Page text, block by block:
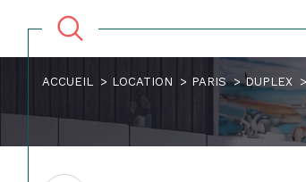
ACCUEIL LOCATION PARIS DUPLEX